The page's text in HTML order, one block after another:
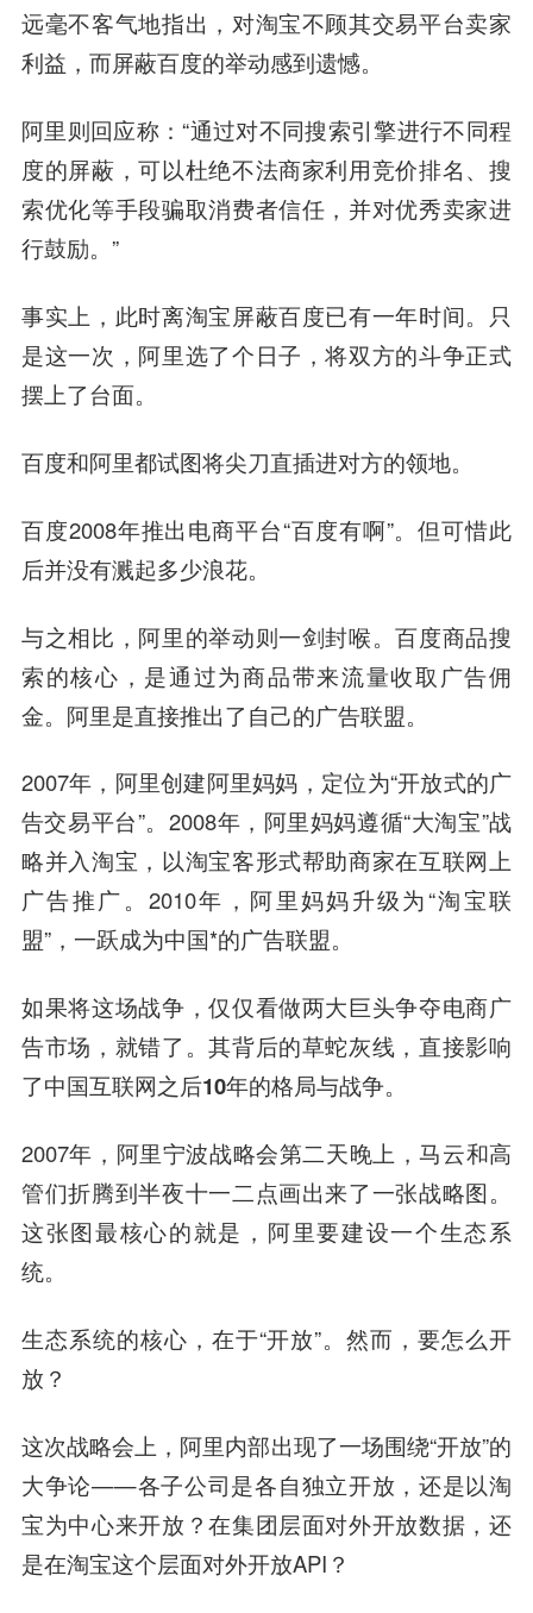
远毫不客气地指出，对淘宝不顾其交易平台卖家
利益，而屏蔽百度的举动感到遗憾。
阿里则回应称：“通过对不同搜索引擎进行不同程
度的屏蔽，可以杜绝不法商家利用竞价排名、搜
索优化等手段骗取消费者信任，并对优秀卖家进
行鼓励。”
事实上，此时离淘宝屏蔽百度已有一年时间。只
是这一次，阿里选了个日子，将双方的斗争正式
摆上了台面。
百度和阿里都试图将尖刀直插进对方的领地。
百度2008年推出电商平台“百度有啊”。但可惜此
后并没有溅起多少浪花。
与之相比，阿里的举动则一剑封喉。百度商品搜
索的核心，是通过为商品带来流量收取广告佣
金。阿里是直接推出了自己的广告联盟。
2007年，阿里创建阿里妈妈，定位为“开放式的广
告交易平台”。2008年，阿里妈妈遵循“大淘宝”战
略并入淘宝，以淘宝客形式帮助商家在互联网上
广告推广。2010年，阿里妈妈升级为“淘宝联
盟”，一跃成为中国*的广告联盟。
如果将这场战争，仅仅看做两大巨头争夺电商广
告市场，就错了。其背后的草蛇灰线，直接影响
了中国互联网之后10年的格局与战争。
2007年，阿里宁波战略会第二天晚上，马云和高
管们折腾到半夜十一二点画出来了一张战略图。
这张图最核心的就是，阿里要建设一个生态系
统。
生态系统的核心，在于“开放”。然而，要怎么开
放？
这次战略会上，阿里内部出现了一场围绕“开放”的
大争论——各子公司是各自独立开放，还是以淘
宝为中心来开放？在集团层面对外开放数据，还
是在淘宝这个层面对外开放API？